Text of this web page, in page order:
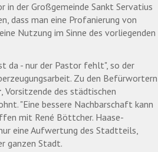
in der Großgemeinde Sankt Servatius
dass man eine Profanierung von
Nutzung im Sinne des vorliegenden
da - nur der Pastor fehlt", so der
Zu den Befürwortern
, Vorsitzende des städtischen
"Eine bessere Nachbarschaft kann
mit René Böttcher. Haase-
eine Aufwertung des Stadtteils,
ganzen Stadt.